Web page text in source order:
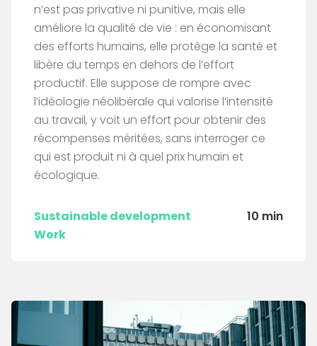
n’est pas privative ni punitive, mais elle
améliore la qualité de vie : en économisant
des efforts humains, elle protège la santé et
libère du temps en dehors de l’effort
productif. Elle suppose de rompre avec
l’idéologie néolibérale qui valorise l’intensité
au travail, y voit un effort pour obtenir des
récompenses méritées, sans interroger ce
qui est produit ni à quel prix humain et
écologique.
Sustainable development
Work
10 min